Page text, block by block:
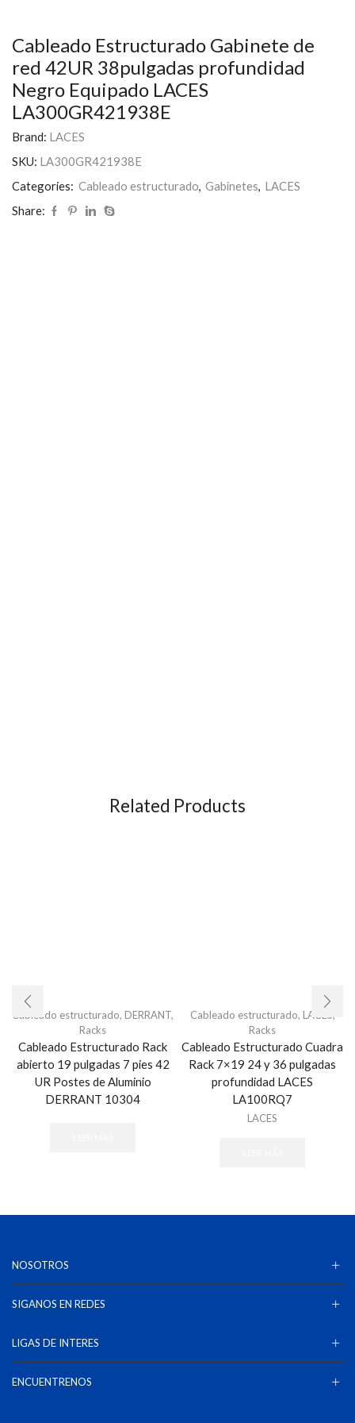
Cableado Estructurado Gabinete de
red 42UR 38pulgadas profundidad
Negro Equipado LACES
LA300GR421938E
Brand: LACES
SKU: LA300GR421938E
Categories: Cableado estructurado, Gabinetes, LACES
Share:
Related Products
Cableado estructurado, DERRANT,
Racks
Cableado Estructurado Rack
abierto 19 pulgadas 7 pies 42
UR Postes de Aluminio
DERRANT 10304
Cableado estructurado, LACES,
Racks
Cableado Estructurado Cuadra
Rack 7×19 24 y 36 pulgadas
profundidad LACES
LA100RQ7
LACES
NOSOTROS
SIGANOS EN REDES
LIGAS DE INTERES
ENCUENTRENOS